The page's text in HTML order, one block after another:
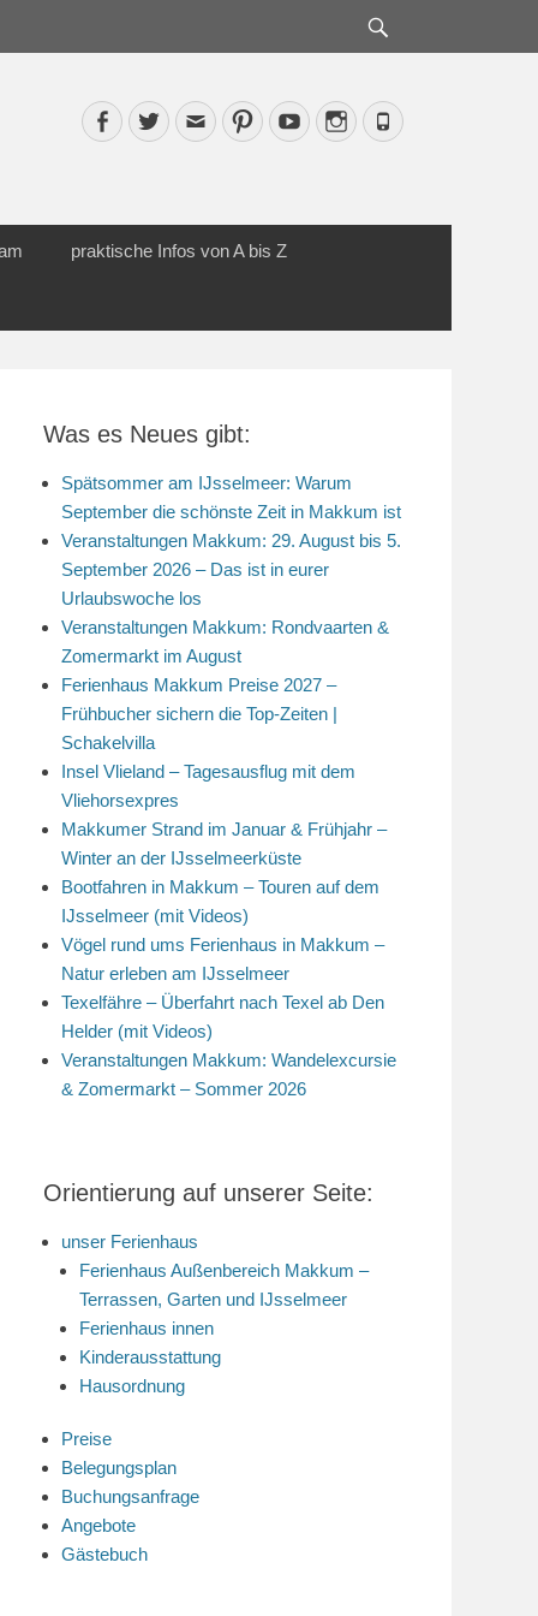
Facebook
TwitterEmailPinterestYouTubeInstagram
Phone
praktische Infos von A bis Z
Was es Neues gibt:
Spätsommer am IJsselmeer: Warum
September die schönste Zeit in Makkum ist
Veranstaltungen Makkum: 29. August bis 5.
September 2026 – Das ist in eurer
Urlaubswoche los
Veranstaltungen Makkum: Rondvaarten &
Zomermarkt im August
Ferienhaus Makkum Preise 2027 –
Frühbucher sichern die Top-Zeiten |
Schakelvilla
Insel Vlieland – Tagesausflug mit dem
Vliehorsexpres
Makkumer Strand im Januar & Frühjahr –
Winter an der IJsselmeerküste
Bootfahren in Makkum – Touren auf dem
IJsselmeer (mit Videos)
Vögel rund ums Ferienhaus in Makkum –
Natur erleben am IJsselmeer
Texelfähre – Überfahrt nach Texel ab Den
Helder (mit Videos)
Veranstaltungen Makkum: Wandelexcursie
& Zomermarkt – Sommer 2026
Orientierung auf unserer Seite:
unser Ferienhaus
Ferienhaus Außenbereich Makkum –
Terrassen, Garten und IJsselmeer
Ferienhaus innen
Kinderausstattung
Hausordnung
Preise
Belegungsplan
Buchungsanfrage
Angebote
Gästebuch